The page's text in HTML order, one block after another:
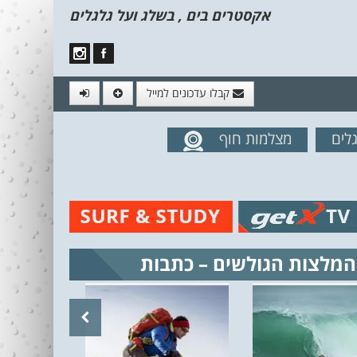
אקסטרים בים , בשלג ועל גלגלים
קבלו עדכונים למייל
מהאתרמצלמות חוף
המלצות הגולשים – כתבות